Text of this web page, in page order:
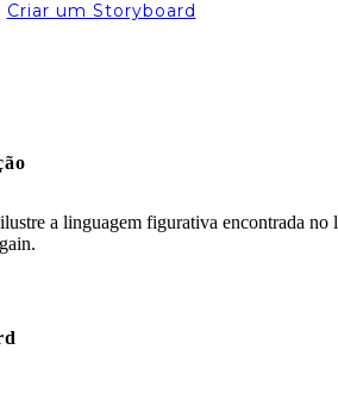
Criar um Storyboard
a linguagem figurativa encontrada no